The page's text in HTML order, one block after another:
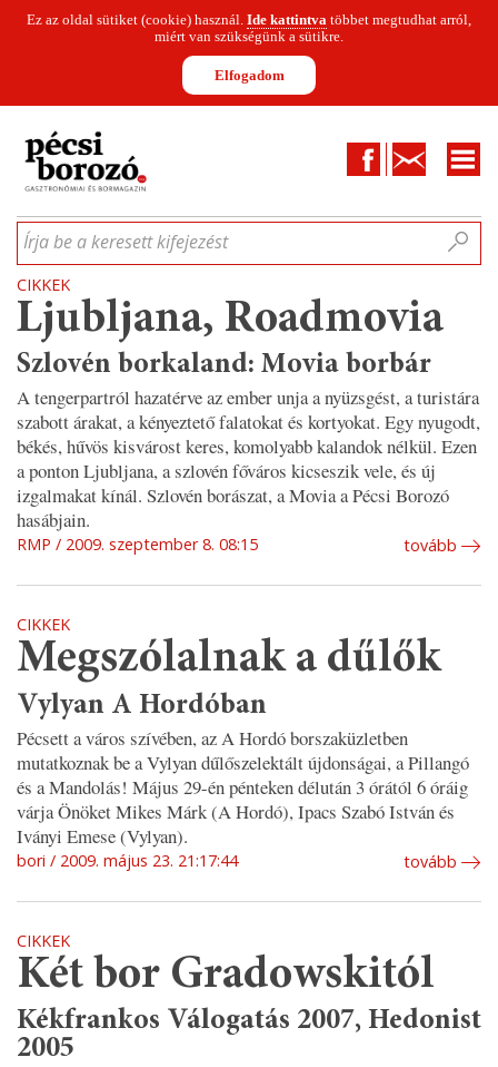
Ez az oldal sütiket (cookie) használ. Ide kattintva többet megtudhat arról,
miért van szükségünk a sütikre.
Elfogadom
FacebookKapcsolat
CIKKEKHÍREKINFOGRAFIKÁKMUNKATÁRSAKWINESOFA
Írja be a keresett kifejezést
CIKKEK
Ljubljana, Roadmovia
Szlovén borkaland: Movia borbár
A tengerpartról hazatérve az ember unja a nyüzsgést, a turistára
szabott árakat, a kényeztető falatokat és kortyokat. Egy nyugodt,
békés, hűvös kisvárost keres, komolyabb kalandok nélkül. Ezen
a ponton Ljubljana, a szlovén főváros kicseszik vele, és új
izgalmakat kínál. Szlovén borászat, a Movia a Pécsi Borozó
hasábjain.
RMP 2009. szeptember 8. 08:15 tovább
CIKKEK
Megszólalnak a dűlők
Vylyan A Hordóban
Pécsett a város szívében, az A Hordó borszaküzletben
mutatkoznak be a Vylyan dűlőszelektált újdonságai, a Pillangó
és a Mandolás! Május 29-én pénteken délután 3 órától 6 óráig
várja Önöket Mikes Márk (A Hordó), Ipacs Szabó István és
Iványi Emese (Vylyan).
bori 2009. május 23. 21:17:44 tovább
CIKKEK
Két bor Gradowskitól
Kékfrankos Válogatás 2007, Hedonist
2005